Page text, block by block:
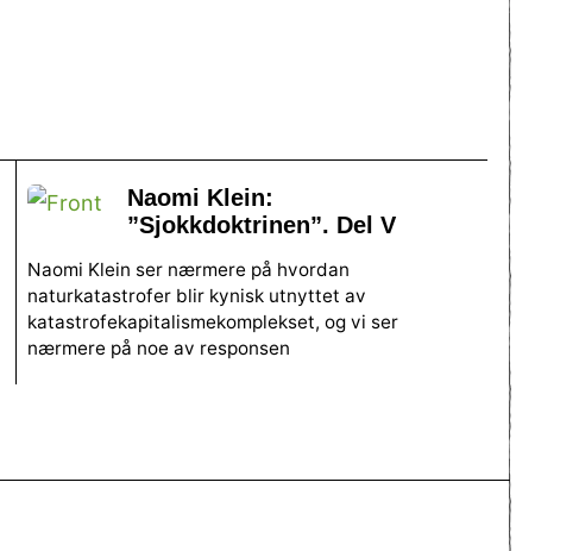
Naomi Klein:
”Sjokkdoktrinen”. Del V
Naomi Klein ser nærmere på hvordan
naturkatastrofer blir kynisk utnyttet av
katastrofekapitalismekomplekset, og vi ser
nærmere på noe av responsen